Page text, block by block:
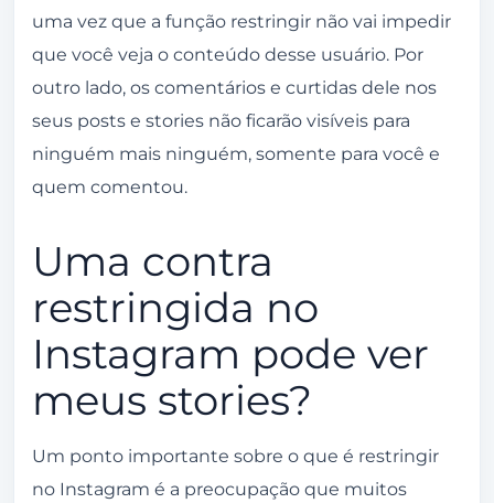
uma vez que a função restringir não vai impedir
que você veja o conteúdo desse usuário. Por
outro lado, os comentários e curtidas dele nos
seus posts e stories não ficarão visíveis para
ninguém mais ninguém, somente para você e
quem comentou.
Uma contra
restringida no
Instagram pode ver
meus stories?
Um ponto importante sobre o que é restringir
no Instagram é a preocupação que muitos